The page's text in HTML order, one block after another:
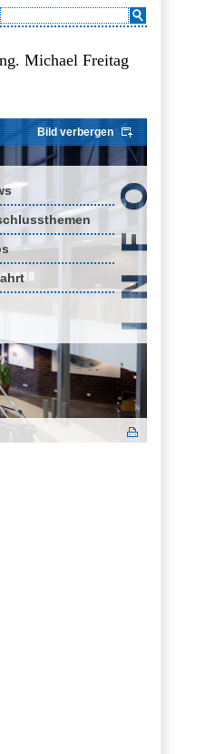
Michael Freitag
Bild verbergen